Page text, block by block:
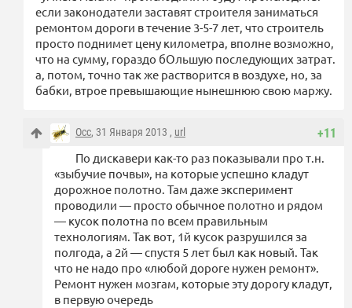
если законодатели заставят строителя заниматься
ремонтом дороги в течение 3-5-7 лет, что строитель
просто поднимет цену километра, вполне возможно,
что на сумму, гораздо бОльшую последующих затрат.
а, потом, точно так же растворится в воздухе, но, за
бабки, втрое превышающие нынешнюю свою маржу.
+11
Occ, 31 Января 2013 , url
По дискавери как-то раз показывали про т.н.
«зыбучие почвы», на которые успешно кладут
дорожное полотно. Там даже эксперимент
проводили — просто обычное полотно и рядом
— кусок полотна по всем правильным
технологиям. Так вот, 1й кусок разрушился за
полгода, а 2й — спустя 5 лет был как новый. Так
что не надо про «любой дороге нужен ремонт».
Ремонт нужен мозгам, которые эту дорогу кладут,
в первую очередь